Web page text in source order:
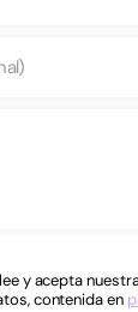
y acepta
contenida en